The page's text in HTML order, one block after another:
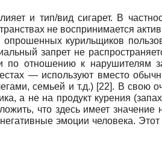
и тип/вид сигарет. В
не воспринимается
курильщиков
запрет не
по отношению к нарушителям
— используют вместо
семьей и т.д.) [22]. В свою
а не на продукт курения
что здесь имеет значение
эмоции человека.